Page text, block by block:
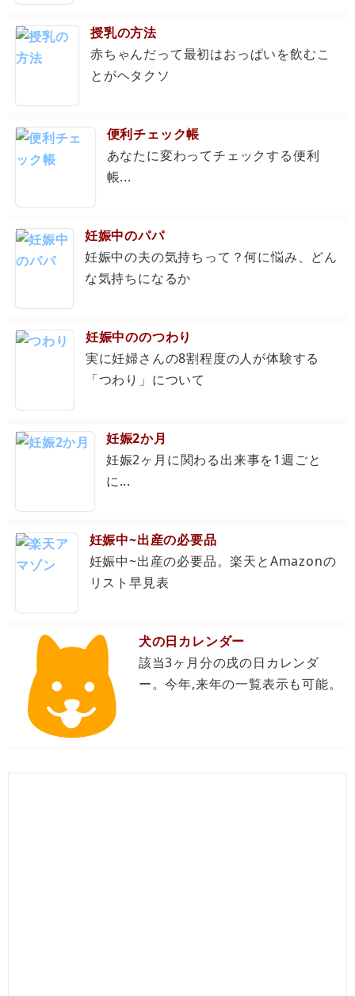
授乳の方法
赤ちゃんだって最初はおっぱいを飲むこ
とがヘタクソ
便利チェック帳
あなたに変わってチェックする便利
帳...
妊娠中のパパ
妊娠中の夫の気持ちって？何に悩み、どん
な気持ちになるか
妊娠中ののつわり
実に妊婦さんの8割程度の人が体験する
「つわり」について
妊娠2か月
妊娠2ヶ月に関わる出来事を1週ごと
に...
妊娠中~出産の必要品
妊娠中~出産の必要品。楽天とAmazonの
リスト早見表
犬の日カレンダー
該当3ヶ月分の戌の日カレンダ
ー。今年,来年の一覧表示も可能。